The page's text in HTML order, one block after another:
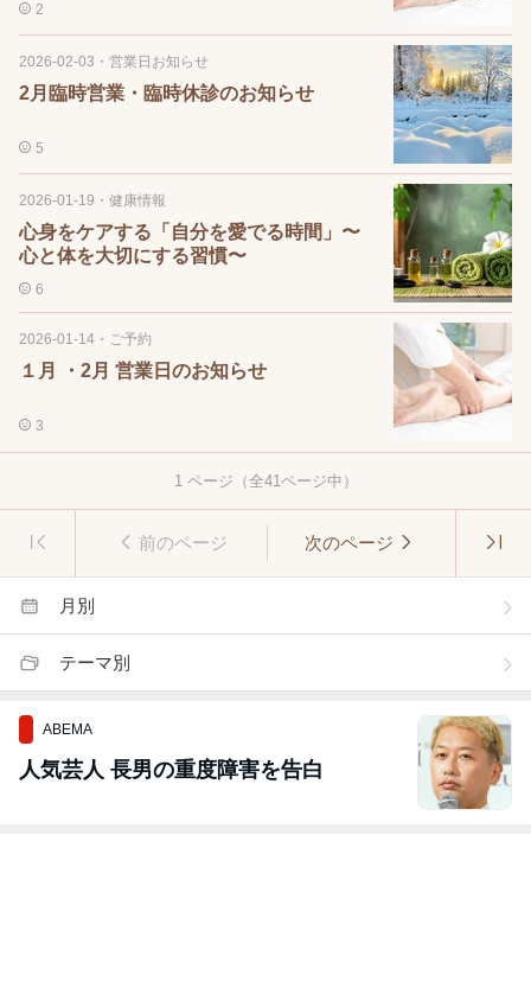
2
2026-02-03 ・ 営業日お知らせ
2月臨時営業・臨時休診のお知らせ
5
2026-01-19 ・ 健康情報
心身をケアする「自分を愛でる時間」〜
心と体を大切にする習慣〜
6
2026-01-14 ・ ご予約
１月 ・2月 営業日のお知らせ
3
1ページ（全41ページ中）
前のページ 次のページ
月別
テーマ別
ABEMA
人気芸人 長男の重度障害を告白